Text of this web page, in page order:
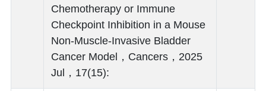
Chemotherapy or Immune
Checkpoint Inhibition in a Mouse
Non-Muscle-Invasive Bladder
Cancer Model，Cancers，2025
Jul，17(15):